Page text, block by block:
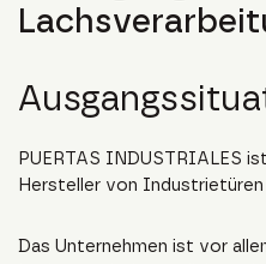
PUERTAS INDUSTRIALES
Hersteller von Industrietüren
Das Unternehmen ist vor